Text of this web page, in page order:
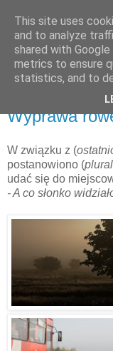
czwartek, 13
Wyprawa
W związku z (
postanowiono (
udać się do
- A co słonko
This site uses
and to analyze
shared with
metrics to ensure
statistics, and to